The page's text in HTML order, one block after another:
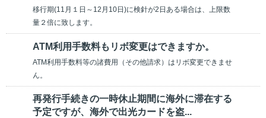
移行期(11月１日～12月10日)に検針が2日ある場合は、上限数
量２倍に致します。
ATM利用手数料もリボ変更はできますか。
ATM利用手数料等の諸費用（その他請求）はリボ変更できませ
ん。
再発行手続きの一時休止期間に海外に滞在する
予定ですが、海外で出光カードを盗...